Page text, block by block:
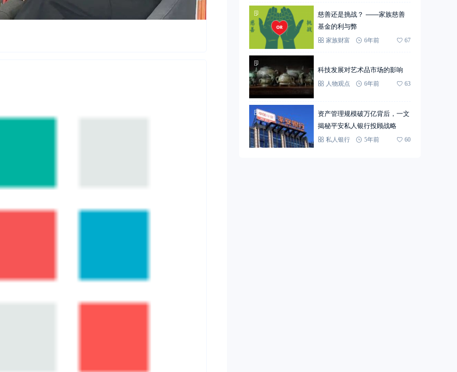
慈善还是挑战？ ——家族慈善
基金的利与弊
家族财富 6年前 67
科技发展对艺术品市场的影响
人物观点 6年前 63
资产管理规模破万亿背后，一文
揭秘平安私人银行投顾战略
私人银行 5年前 60